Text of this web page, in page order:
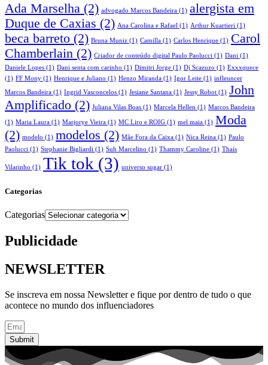
Ada Marselha (2) advogado Marcos Bandeira (1) alergista em
Duque de Caxias (2) Ana Carolina e Rafael (1) Arthur Kuartieri (1)
beca barreto (2) Bruna Muniz (1) Camilla (1) Carlos Henrique (1) Carol
Chamberlain (2) Criador de conteúdo digital Paulo Paolucci (1) Dani (1)
Daniele Lopes (1) Dani senta com carinho (1) Dimitri Jorge (1) Dj Scazuzo (1) Exxxquece
(1) FF Mony (1) Henrique e Juliano (1) Henzo Miranda (1) Igor Leite (1) infleuncer
Marcos Bandeira (1) Ingrid Vasconcelos (1) Jesiane Santana (1) Jessy Robot (1) John
Amplificado (2) Juliana Vilas Boas (1) Marcela Hellen (1) Marcos Bandeira
(1) Maria Laura (1) Marjorye Vieira (1) MC Liro e ROIG (1) mel maia (1) Moda
(2) modelo (1) modelos (2) Mãe Fora da Caixa (1) Nica Reina (1) Paulo
Paolucci (1) Stephanie Bigliardi (1) Suh Marcelino (1) Thammy Caroline (1) Thaís
Vilarinho (1) Tik tok (3) universo sugar (1)
Categorias
Categorias
Publicidade
NEWSLETTER
Se inscreva em nossa Newsletter e fique por dentro de tudo o que
acontece no mundo dos influenciadores
Submit